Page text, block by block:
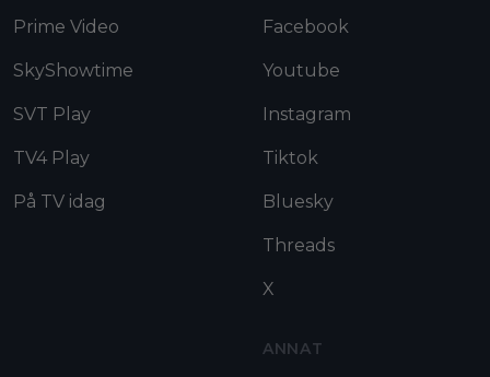
Prime Video
SkyShowtime
SVT Play
TV4 Play
På TV idag
Facebook
Youtube
Instagram
Tiktok
Bluesky
Threads
X
ANNAT